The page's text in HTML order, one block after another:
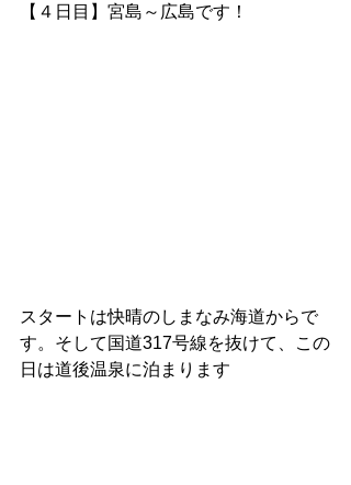
【４日目】宮島～広島です！
スタートは快晴のしまなみ海道からで
す。そして国道317号線を抜けて、この
日は道後温泉に泊まります